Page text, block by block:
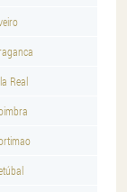
Real